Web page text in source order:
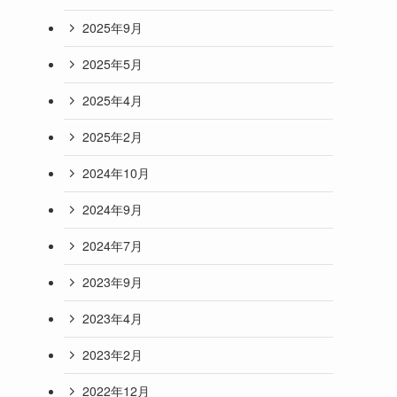
2025年9月
2025年5月
2025年4月
2025年2月
2024年10月
2024年9月
2024年7月
2023年9月
2023年4月
2023年2月
2022年12月